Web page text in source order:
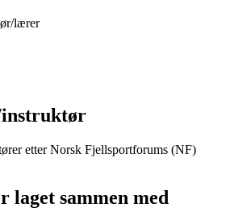
lærer
etter Norsk Fjellsportforums (NF)
laget sammen med